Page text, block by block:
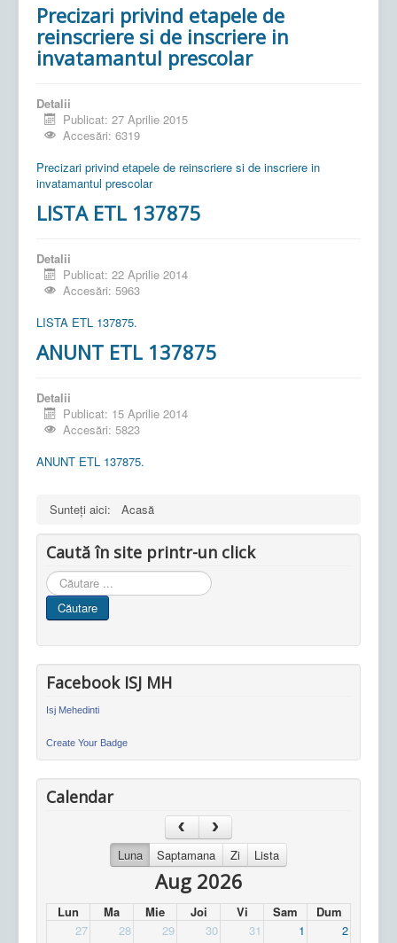
Precizari privind etapele de
reinscriere si de inscriere in
invatamantul prescolar
Detalii
Publicat: 27 Aprilie 2015
Accesări: 6319
Precizari privind etapele de reinscriere si de inscriere in
invatamantul prescolar
LISTA ETL 137875
Detalii
Publicat: 22 Aprilie 2014
Accesări: 5963
LISTA ETL 137875.
ANUNT ETL 137875
Detalii
Publicat: 15 Aprilie 2014
Accesări: 5823
ANUNT ETL 137875.
Sunteți aici: Acasă
Caută în site printr-un click
Cauta
in
site
Căutare
Facebook ISJ MH
Isj Mehedinti
Create Your Badge
Calendar
Luna Saptamana Zi Lista
Aug 2026
Lun Ma Mie Joi Vi Sam
Dum
27
28 29 30 31 1 2